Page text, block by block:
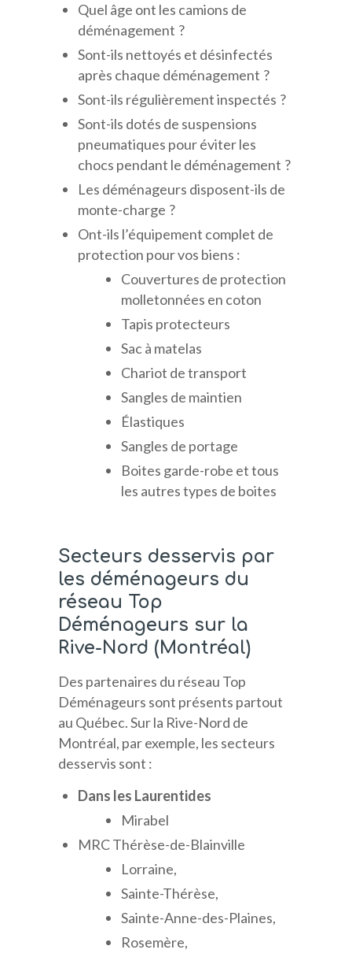
Quel âge ont les camions de
déménagement ?
Sont-ils nettoyés et désinfectés
après chaque déménagement ?
Sont-ils régulièrement inspectés ?
Sont-ils dotés de suspensions
pneumatiques pour éviter les
chocs pendant le déménagement ?
Les déménageurs disposent-ils de
monte-charge ?
Ont-ils l’équipement complet de
protection pour vos biens :
Couvertures de protection
molletonnées en coton
Tapis protecteurs
Sac à matelas
Chariot de transport
Sangles de maintien
Élastiques
Sangles de portage
Boites garde-robe et tous
les autres types de boites
Secteurs desservis par
les déménageurs du
réseau Top
Déménageurs sur la
Rive-Nord (Montréal)
Des partenaires du réseau Top
Déménageurs sont présents partout
au Québec. Sur la Rive-Nord de
Montréal, par exemple, les secteurs
desservis sont :
Dans les Laurentides
Mirabel
MRC Thérèse-de-Blainville
Lorraine,
Sainte-Thérèse,
Sainte-Anne-des-Plaines,
Rosemère,